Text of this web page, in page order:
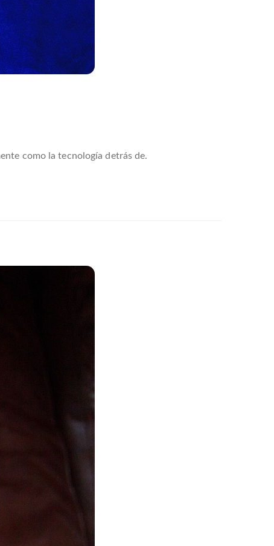
como la tecnología detrás de.